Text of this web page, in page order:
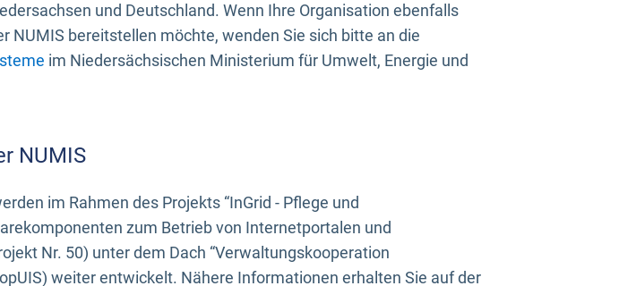
und Deutschland. Wenn Ihre Organisation ebenfalls
NUMIS bereitstellen möchte, wenden Sie sich bitte an die
im Niedersächsischen Ministerium für Umwelt, Energie und
NUMIS
im Rahmen des Projekts “InGrid - Pflege und
zum Betrieb von Internetportalen und
Nr. 50) unter dem Dach “Verwaltungskooperation
weiter entwickelt. Nähere Informationen erhalten Sie auf der